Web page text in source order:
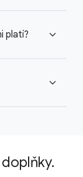
platí? expand_more
expand_more